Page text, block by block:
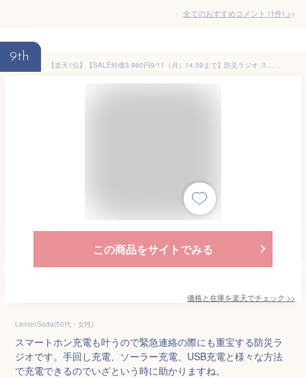
全てのおすすめコメント (1件) >
9th
【楽天1位】【SALE特価3,960円9/11（月）14:59まで】防災ラジオ スマホ充電 4000mAh 大容量バッテリー内蔵 多機能 手回し 1台6役 ラジオ ライト 生活防水 LEDライト モバイルバッテリー USB充電 手回し充電 ソーラー充電 充電式 非常用ラジオ ■[送料無料]
この商品をサイトでみる
価格と在庫を楽天でチェック >>
LemonSoda(50代・女性)
スマートホン充電も叶うので緊急連絡の際にも重宝する防災ラ
ジオです。手回し充電、ソーラー充電、USB充電と様々な方法
で充電できるのでいざという時に助かりますね。